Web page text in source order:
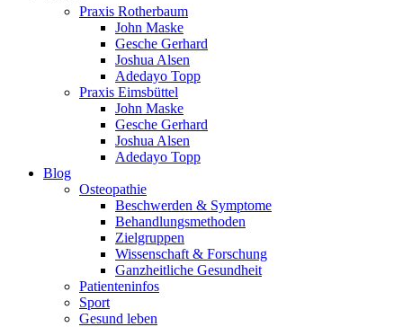
Praxis Rotherbaum
John Maske
Gesche Gerhard
Joshua Alsen
Adedayo Topp
Praxis Eimsbüttel
John Maske
Gesche Gerhard
Joshua Alsen
Adedayo Topp
Blog
Osteopathie
Beschwerden & Symptome
Behandlungsmethoden
Zielgruppen
Wissenschaft & Forschung
Ganzheitliche Gesundheit
Patienteninfos
Sport
Gesund leben